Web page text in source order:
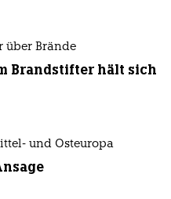
über Brände
Brandstifter hält sich
und Osteuropa